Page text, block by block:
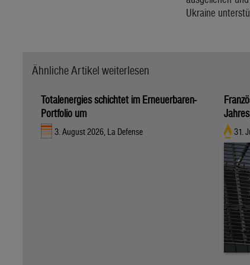
Ukraine
Ähnliche Artikel weiterlesen
Totalenergies schichtet im Erneuerbaren-
Portfolio um
3. August 2026, La Defense 31.